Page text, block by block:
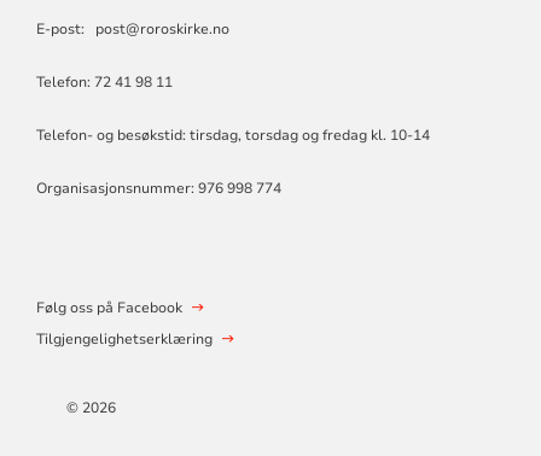
E-post: post@roroskirke.no
Telefon: 72 41 98 11
Telefon- og besøkstid: tirsdag, torsdag og fredag kl. 10-14
Organisasjonsnummer: 976 998 774
Følg oss på Facebook
Tilgjengelighetserklæring
© 2026